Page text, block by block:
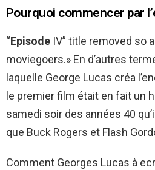
Pourquoi commencer par
“Episode IV” title removed so
moviegoers.» En d’autres
laquelle George Lucas créa
le premier film était en fait un
samedi soir des années 40
que Buck Rogers et Flash
Comment Georges Lucas à